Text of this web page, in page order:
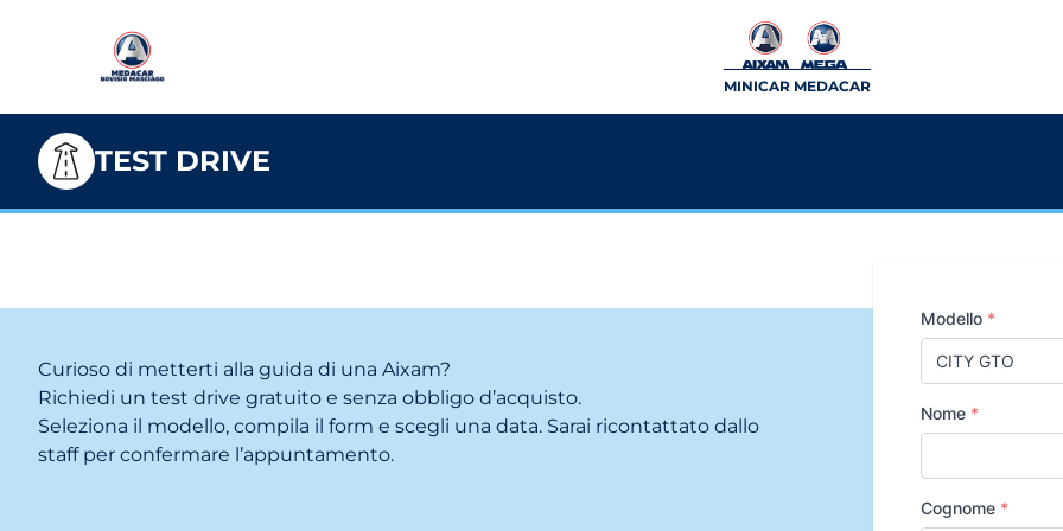
MINICAR MEDACAR
TEST DRIVE
Curioso di metterti alla guida di una Aixam?
Richiedi un test drive gratuito e senza obbligo d’acquisto.
Seleziona il modello, compila il form e scegli una data. Sarai ricontattato dallo
staff per confermare l’appuntamento.
Modello *
Nome *
Cognome *